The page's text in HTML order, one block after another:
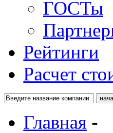
ГОСТы
Рейтинги
Расчет
Главная -